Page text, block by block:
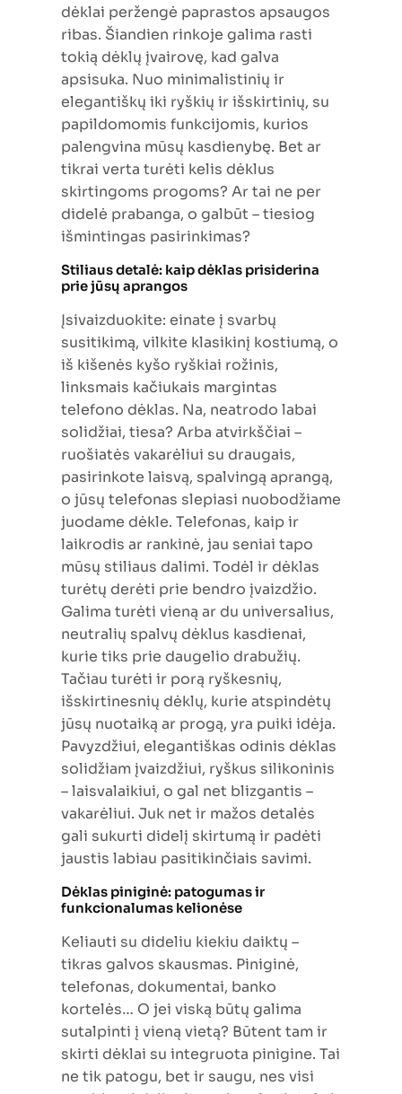
dėklai peržengė paprastos apsaugos
ribas. Šiandien rinkoje galima rasti
tokią dėklų įvairovę, kad galva
apsisuka. Nuo minimalistinių ir
elegantiškų iki ryškių ir išskirtinių, su
papildomomis funkcijomis, kurios
palengvina mūsų kasdienybę. Bet ar
tikrai verta turėti kelis dėklus
skirtingoms progoms? Ar tai ne per
didelė prabanga, o galbūt – tiesiog
išmintingas pasirinkimas?
Stiliaus detalė: kaip dėklas prisiderina
prie jūsų aprangos
Įsivaizduokite: einate į svarbų
susitikimą, vilkite klasikinį kostiumą, o
iš kišenės kyšo ryškiai rožinis,
linksmais kačiukais margintas
telefono dėklas. Na, neatrodo labai
solidžiai, tiesa? Arba atvirkščiai –
ruošiatės vakarėliui su draugais,
pasirinkote laisvą, spalvingą aprangą,
o jūsų telefonas slepiasi nuobodžiame
juodame dėkle. Telefonas, kaip ir
laikrodis ar rankinė, jau seniai tapo
mūsų stiliaus dalimi. Todėl ir dėklas
turėtų derėti prie bendro įvaizdžio.
Galima turėti vieną ar du universalius,
neutralių spalvų dėklus kasdienai,
kurie tiks prie daugelio drabužių.
Tačiau turėti ir porą ryškesnių,
išskirtinesnių dėklų, kurie atspindėtų
jūsų nuotaiką ar progą, yra puiki idėja.
Pavyzdžiui, elegantiškas odinis dėklas
solidžiam įvaizdžiui, ryškus silikoninis
– laisvalaikiui, o gal net blizgantis –
vakarėliui. Juk net ir mažos detalės
gali sukurti didelį skirtumą ir padėti
jaustis labiau pasitikinčiais savimi.
Dėklas piniginė: patogumas ir
funkcionalumas kelionėse
Keliauti su dideliu kiekiu daiktų –
tikras galvos skausmas. Piniginė,
telefonas, dokumentai, banko
kortelės… O jei viską būtų galima
sutalpinti į vieną vietą? Būtent tam ir
skirti dėklai su integruota pinigine. Tai
ne tik patogu, bet ir saugu, nes visi